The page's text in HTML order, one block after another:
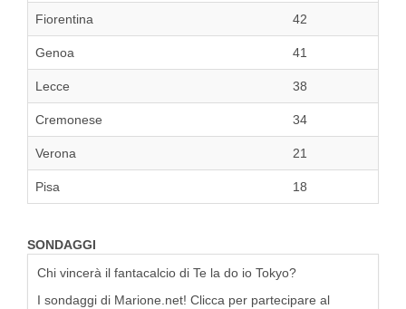
Fiorentina 42
Genoa 41
Lecce 38
Cremonese 34
Verona 21
Pisa 18
SONDAGGI
Chi vincerà il fantacalcio di Te la do io Tokyo?
I sondaggi di Marione.net! Clicca per partecipare al